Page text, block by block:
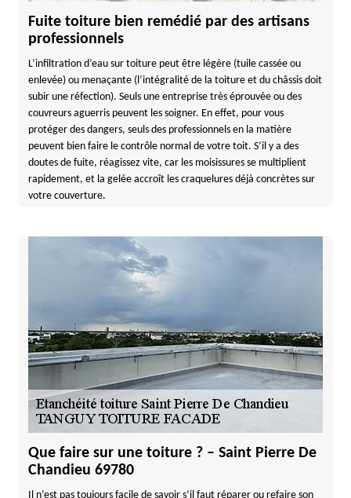
Fuite toiture bien remédié par des artisans
professionnels
L’infiltration d’eau sur toiture peut être légère (tuile cassée ou
enlevée) ou menaçante (l’intégralité de la toiture et du châssis doit
subir une réfection). Seuls une entreprise très éprouvée ou des
couvreurs aguerris peuvent les soigner. En effet, pour vous
protéger des dangers, seuls des professionnels en la matière
peuvent bien faire le contrôle normal de votre toit. S’il y a des
doutes de fuite, réagissez vite, car les moisissures se multiplient
rapidement, et la gelée accroît les craquelures déjà concrètes sur
votre couverture.
Que faire sur une toiture ? – Saint Pierre De
Chandieu 69780
Il n’est pas toujours facile de savoir s’il faut réparer ou refaire son